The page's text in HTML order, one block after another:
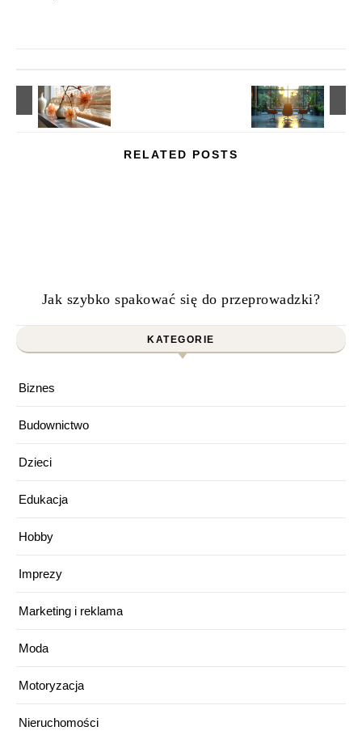
RELATED POSTS
Jak szybko spakować się do przeprowadzki?
KATEGORIE
Biznes
Budownictwo
Dzieci
Edukacja
Hobby
Imprezy
Marketing i reklama
Moda
Motoryzacja
Nieruchomości